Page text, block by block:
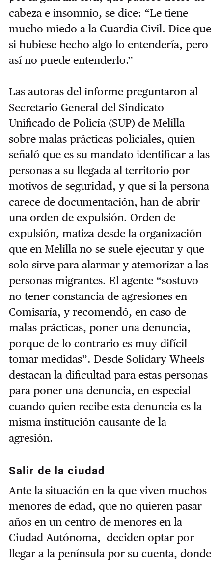
cabeza e insomnio, se dice: “Le tiene
mucho miedo a la Guardia Civil. Dice que
si hubiese hecho algo lo entendería, pero
así no puede entenderlo.”
Las autoras del informe preguntaron al
Secretario General del Sindicato
Unificado de Policía (SUP) de Melilla
sobre malas prácticas policiales, quien
señaló que es su mandato identificar a las
personas a su llegada al territorio por
motivos de seguridad, y que si la persona
carece de documentación, han de abrir
una orden de expulsión. Orden de
expulsión, matiza desde la organización
que en Melilla no se suele ejecutar y que
solo sirve para alarmar y atemorizar a las
personas migrantes. El agente “sostuvo
no tener constancia de agresiones en
Comisaría, y recomendó, en caso de
malas prácticas, poner una denuncia,
porque de lo contrario es muy difícil
tomar medidas”. Desde Solidary Wheels
destacan la dificultad para estas personas
para poner una denuncia, en especial
cuando quien recibe esta denuncia es la
misma institución causante de la
agresión.
Salir de la ciudad
Ante la situación en la que viven muchos
menores de edad, que no quieren pasar
años en un centro de menores en la
Ciudad Autónoma, deciden optar por
llegar a la península por su cuenta, donde